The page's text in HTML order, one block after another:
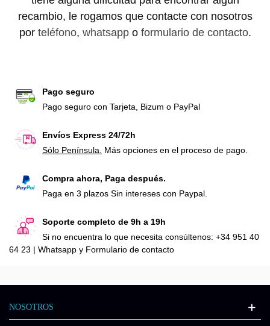
recambio, le rogamos que contacte con nosotros
por teléfono, whatsappo formulario de contacto.
Pago seguro
Pago seguro con Tarjeta, Bizum o PayPal
Envíos Express 24/72h
Sólo Península.
Más opciones en el proceso de pago.
Compra ahora, Paga después.
Paga en 3 plazos Sin intereses con Paypal.
Soporte completo de 9h a 19h
Si no encuentra lo que necesita consúltenos: +34 951 40
64 23 | Whatsapp y Formulario de contacto
NOSOTROS